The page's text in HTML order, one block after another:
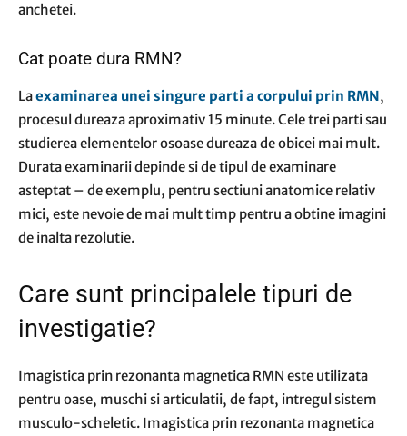
anchetei.
Cat poate dura RMN?
Laexaminarea unei singure parti a corpului prin RMN,
procesul dureaza aproximativ 15 minute. Cele trei parti sau
studierea elementelor osoase dureaza de obicei mai mult.
Durata examinarii depinde si de tipul de examinare
asteptat – de exemplu, pentru sectiuni anatomice relativ
mici, este nevoie de mai mult timp pentru a obtine imagini
de inalta rezolutie.
Care sunt principalele tipuri de
investigatie?
Imagistica prin rezonanta magnetica RMN este utilizata
pentru oase, muschi si articulatii, de fapt, intregul sistem
musculo-scheletic. Imagistica prin rezonanta magnetica